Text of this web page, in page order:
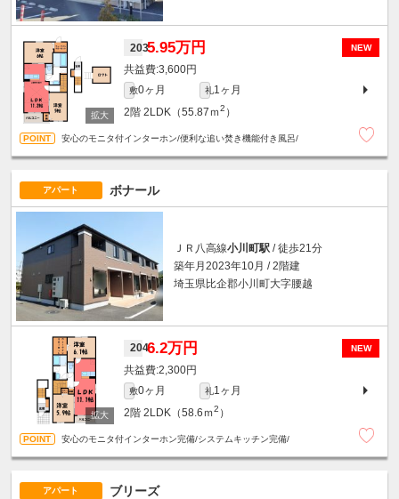
NEW
2035.95万円
3,600円
敷0ヶ月 礼1ヶ月
2階 2LDK（55.87ｍ2 ）
安心のモニタ付インターホン/便利な追い焚き機能付き風呂/
アパート ボナール
ＪＲ八高線小川町駅 / 徒歩21分
築年月2023年10月 / 2階建
埼玉県比企郡小川町大字腰越
NEW
2046.2万円
2,300円
敷0ヶ月 礼1ヶ月
2階 2LDK（58.6ｍ2 ）
安心のモニタ付インターホン完備/システムキッチン完備/
アパート ブリーズ